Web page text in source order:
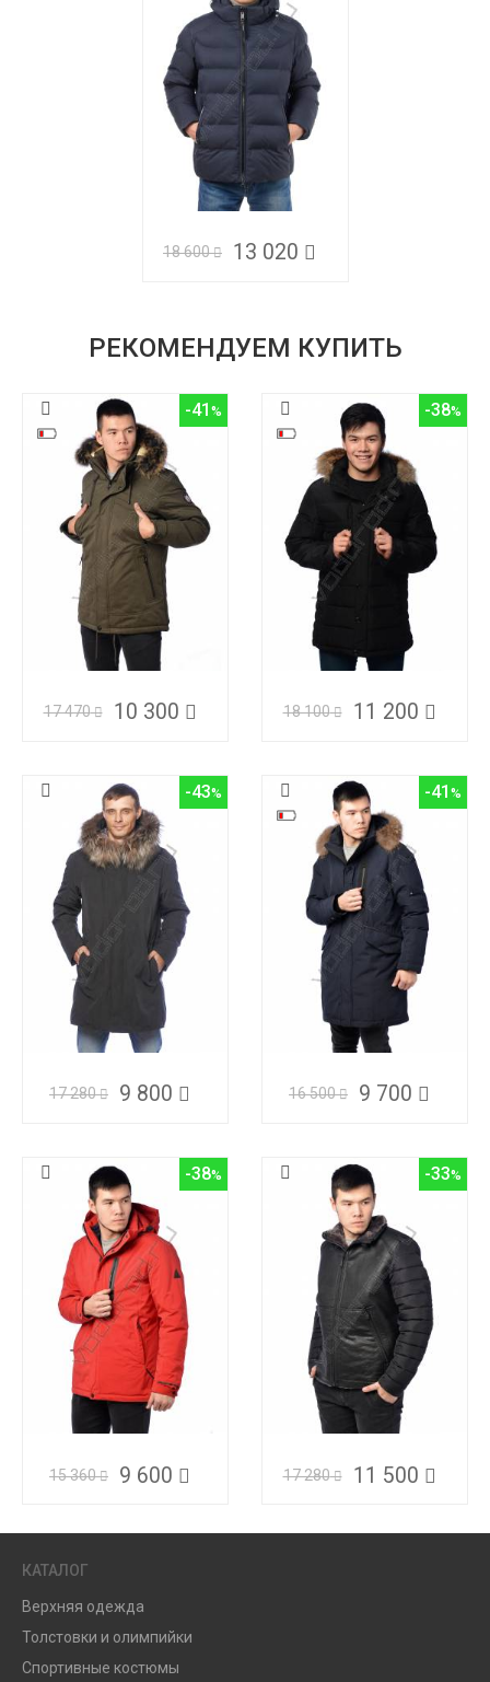
18 600 13 020
РЕКОМЕНДУЕМ КУПИТЬ
-41
17 470 10 300
-38
18 100 11 200
-43
17 280 9 800
-41
16 500 9 700
-38
15 360 9 600
-33
17 280 11 500
КАТАЛОГ
Верхняя одежда
Толстовки и олимпийки
Спортивные костюмы